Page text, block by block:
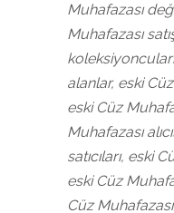
Muhafazası
Muhafazası
alanlar, eski
eski Cüz
Muhafazası
satıcıları, eski
eski Cüz
Cüz